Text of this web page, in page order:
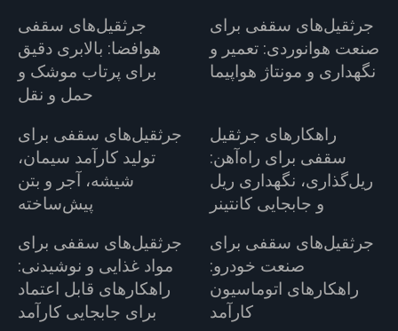
جرثقیل‌های سقفی
هوافضا: بالابری دقیق
برای پرتاب موشک و
حمل و نقل
جرثقیل‌های سقفی برای
صنعت هوانوردی: تعمیر و
نگهداری و مونتاژ هواپیما
جرثقیل‌های سقفی برای
تولید کارآمد سیمان،
شیشه، آجر و بتن
پیش‌ساخته
راهکارهای جرثقیل
سقفی برای راه‌آهن:
ریل‌گذاری، نگهداری ریل
و جابجایی کانتینر
جرثقیل‌های سقفی برای
مواد غذایی و نوشیدنی:
راهکارهای قابل اعتماد
برای جابجایی کارآمد
جرثقیل‌های سقفی برای
صنعت خودرو:
راهکارهای اتوماسیون
کارآمد